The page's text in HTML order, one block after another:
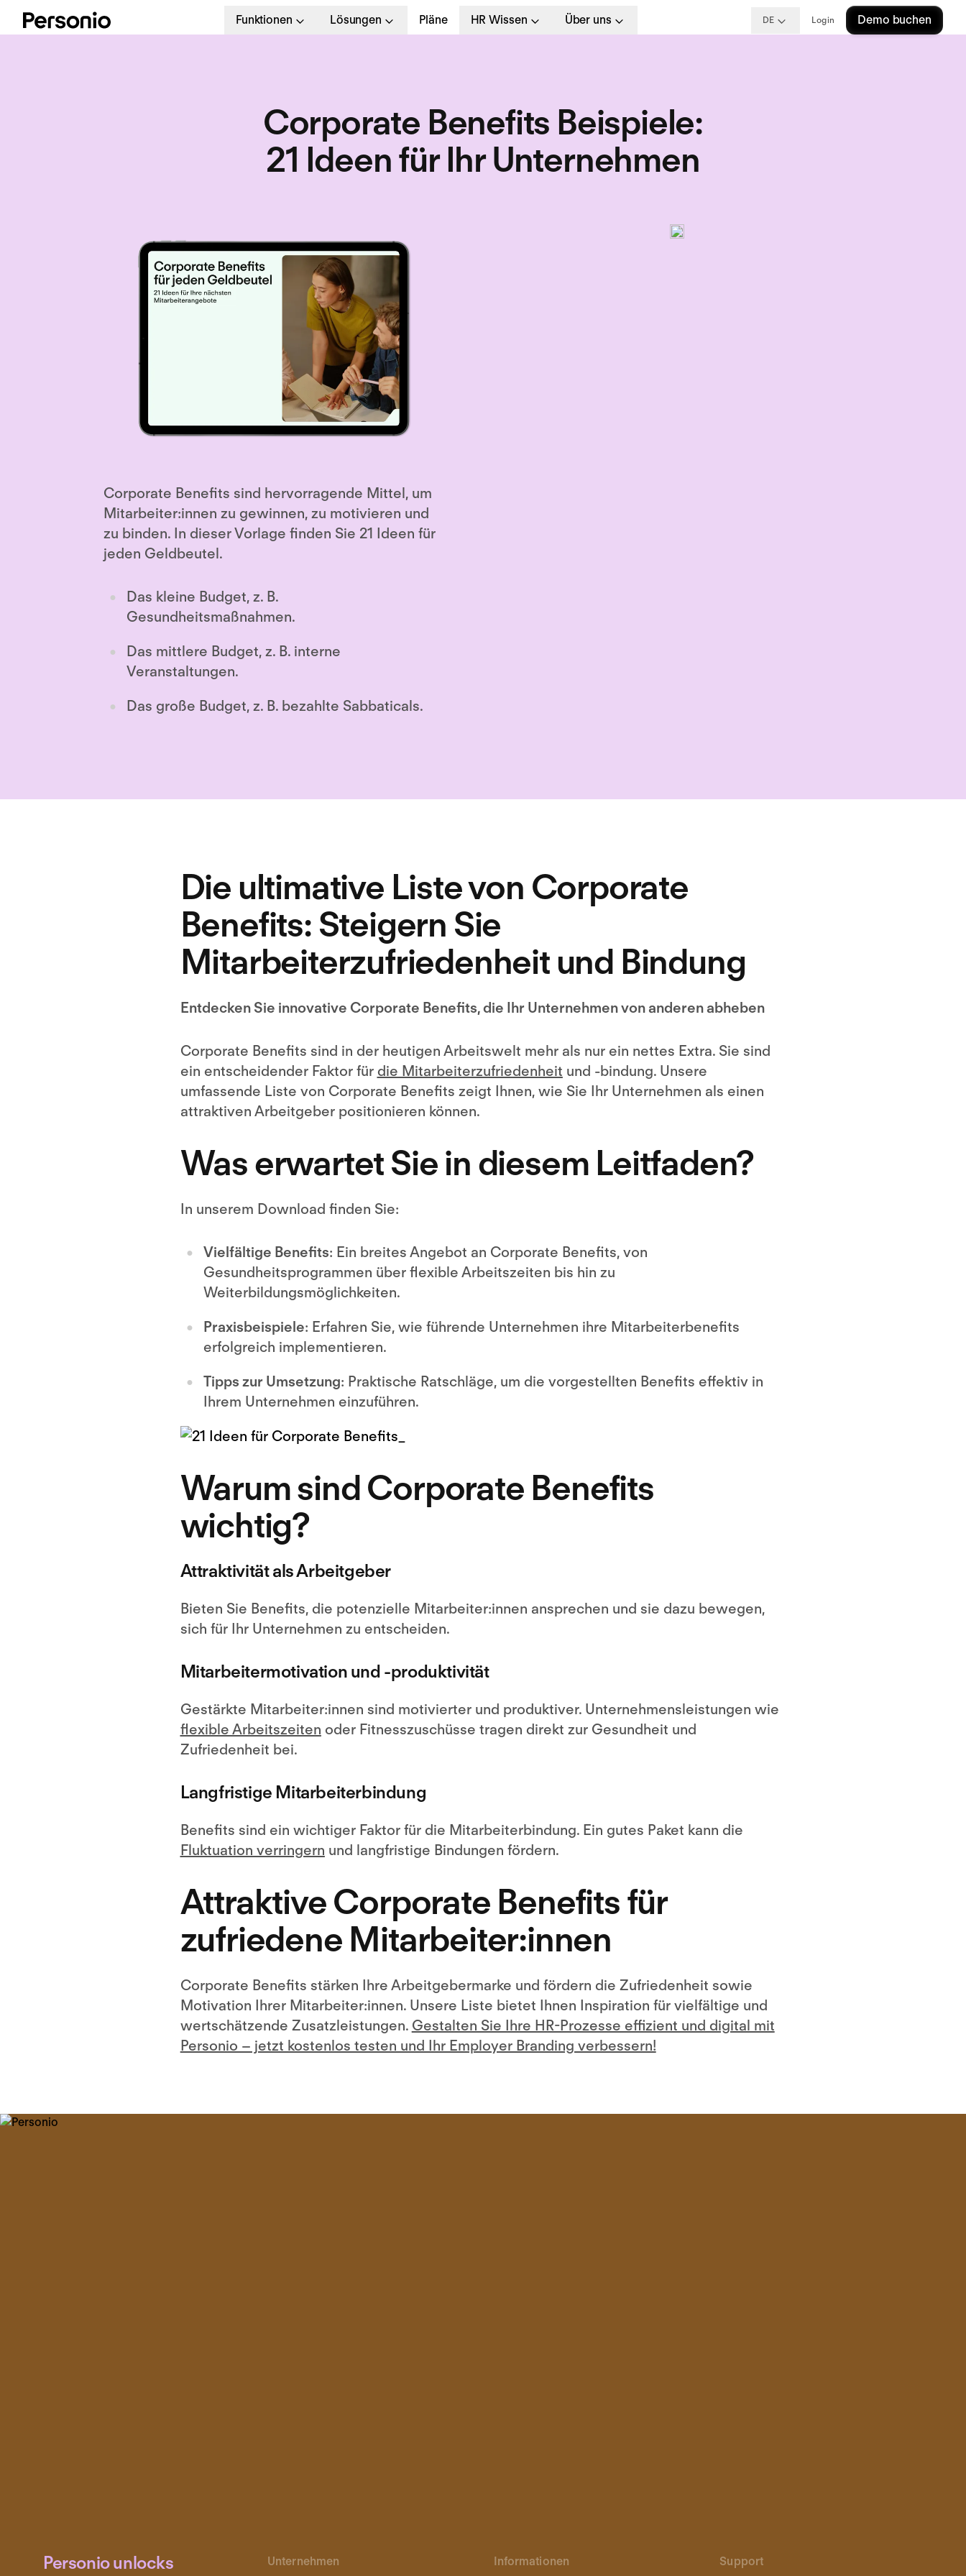
Funktionen Lösungen Pläne HR Wissen Über uns DE Login Demo buchen
Corporate Benefits Beispiele:
21 Ideen für Ihr Unternehmen
Corporate Benefits sind hervorragende Mittel, um
Mitarbeiter:innen zu gewinnen, zu motivieren und
zu binden. In dieser Vorlage finden Sie 21 Ideen für
jeden Geldbeutel.
Das kleine Budget, z. B.
Gesundheitsmaßnahmen.
Das mittlere Budget, z. B. interne
Veranstaltungen.
Das große Budget, z. B. bezahlte Sabbaticals.
Die ultimative Liste von Corporate
Benefits: Steigern Sie
Mitarbeiterzufriedenheit und Bindung
Entdecken Sie innovative Corporate Benefits, die Ihr Unternehmen von anderen abheben
Corporate Benefits sind in der heutigen Arbeitswelt mehr als nur ein nettes Extra. Sie sind
ein entscheidender Faktor für die Mitarbeiterzufriedenheit und -bindung. Unsere
umfassende Liste von Corporate Benefits zeigt Ihnen, wie Sie Ihr Unternehmen als einen
attraktiven Arbeitgeber positionieren können.
Was erwartet Sie in diesem Leitfaden?
In unserem Download finden Sie:
Vielfältige Benefits: Ein breites Angebot an Corporate Benefits, von
Gesundheitsprogrammen über flexible Arbeitszeiten bis hin zu
Weiterbildungsmöglichkeiten.
Praxisbeispiele: Erfahren Sie, wie führende Unternehmen ihre Mitarbeiterbenefits
erfolgreich implementieren.
Tipps zur Umsetzung: Praktische Ratschläge, um die vorgestellten Benefits effektiv in
Ihrem Unternehmen einzuführen.
Warum sind Corporate Benefits
wichtig?
Attraktivität als Arbeitgeber
Bieten Sie Benefits, die potenzielle Mitarbeiter:innen ansprechen und sie dazu bewegen,
sich für Ihr Unternehmen zu entscheiden.
Mitarbeitermotivation und -produktivität
Gestärkte Mitarbeiter:innen sind motivierter und produktiver. Unternehmensleistungen wie
flexible Arbeitszeiten oder Fitnesszuschüsse tragen direkt zur Gesundheit und
Zufriedenheit bei.
Langfristige Mitarbeiterbindung
Benefits sind ein wichtiger Faktor für die Mitarbeiterbindung. Ein gutes Paket kann die
Fluktuation verringern und langfristige Bindungen fördern.
Attraktive Corporate Benefits für
zufriedene Mitarbeiter:innen
Corporate Benefits stärken Ihre Arbeitgebermarke und fördern die Zufriedenheit sowie
Motivation Ihrer Mitarbeiter:innen. Unsere Liste bietet Ihnen Inspiration für vielfältige und
wertschätzende Zusatzleistungen. Gestalten Sie Ihre HR-Prozesse effizient und digital mit
Personio – jetzt kostenlos testen und Ihr Employer Branding verbessern!
Personio unlocks
Unternehmen Informationen Support